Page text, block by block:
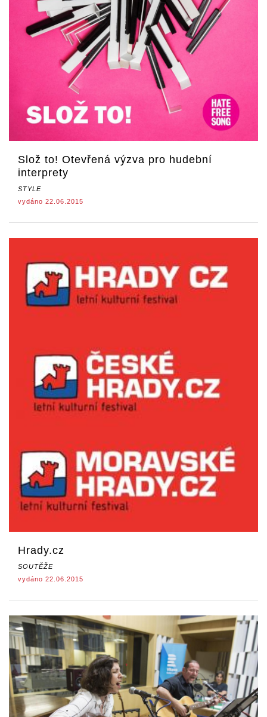
Slož to! Otevřená výzva pro hudební
interprety
STYLE
vydáno 22.06.2015
Hrady.cz
SOUTĚŽE
vydáno 22.06.2015